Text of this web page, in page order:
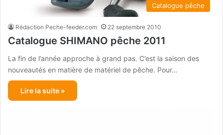
Catalogue pêche
Rédaction Peche-feeder.com 22 septembre 2010
Catalogue SHIMANO pêche 2011
La fin de l’année approche à grand pas. C’est la saison des
nouveautés en matière de matériel de pêche. Pour…
Lire la suite »